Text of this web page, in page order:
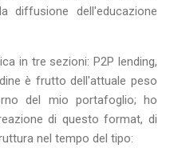
diffusione dell'educazione
in tre sezioni: P2P lending,
è frutto dell'attuale peso
del mio portafoglio; ho
di questo format, di
nel tempo del tipo: